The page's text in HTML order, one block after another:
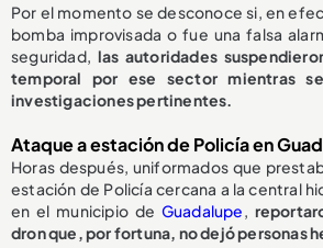
Por el momento se desconoce si, en
bomba improvisada o fue una falsa
seguridad, las autoridades
temporal por ese sector mientras
investigaciones pertinentes.
Ataque a estación de Policía en
Horas después, uniformados que
estación de Policía cercana a la central
en el municipio de Guadalupe,
dron que, por fortuna, no dejó personas